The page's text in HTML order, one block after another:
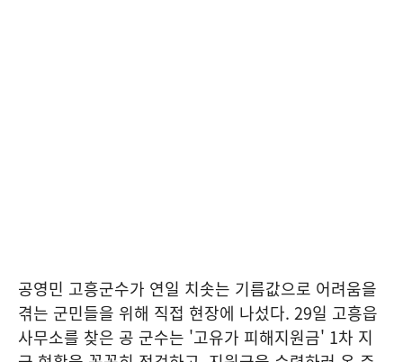
공영민 고흥군수가 연일 치솟는 기름값으로 어려움을
겪는 군민들을 위해 직접 현장에 나섰다. 29일 고흥읍
사무소를 찾은 공 군수는 '고유가 피해지원금' 1차 지